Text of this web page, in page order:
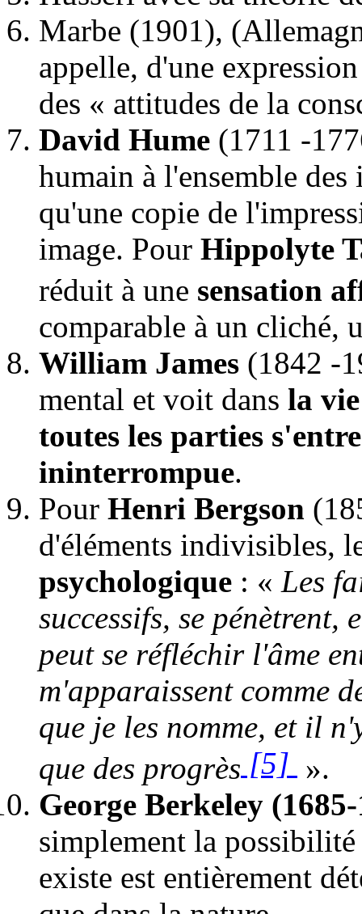
Marbe (1901),
appelle, d'une
des « attitudes de la
David Hume (1711 -
humain à l'ensemble
qu'une copie de
image. Pour Hippolyte
réduit à une sensation
comparable à un cliché,
William James (1842 -
mental et voit dans la
toutes les parties
ininterrompue.
Pour Henri Bergson (
d'éléments indivisibles,
psychologique : « Les
successifs, se pénètrent,
peut se réfléchir l'âme
m'apparaissent comme
que je les nomme, et il
que des progrès [5] ».
George Berkeley
simplement la
existe est entièrement